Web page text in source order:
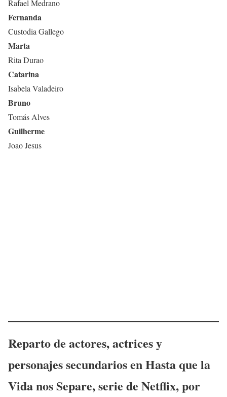
Rafael Medrano
Fernanda
Custodia Gallego
Marta
Rita Durao
Catarina
Isabela Valadeiro
Bruno
Tomás Alves
Guilherme
Joao Jesus
Reparto de actores, actrices y
personajes secundarios enHasta que la
Vida nos Separe, serie de Netflix, por